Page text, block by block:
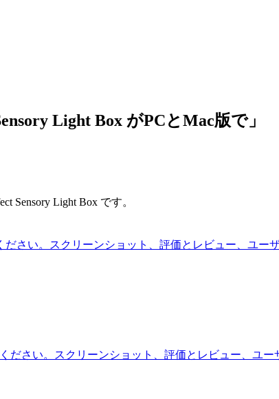
Light Box がPCとMac版で」
Sensory Light Box です。
ださい。スクリーンショット、評価とレビュー、ユー
ださい。スクリーンショット、評価とレビュー、ユー